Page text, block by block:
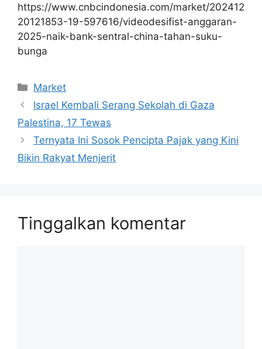
https://www.cnbcindonesia.com/market/202412
20121853-19-597616/videodesifist-anggaran-
2025-naik-bank-sentral-china-tahan-suku-
bunga
Kategori
Market
Israel Kembali Serang Sekolah di Gaza
Palestina, 17 Tewas
Ternyata Ini Sosok Pencipta Pajak yang Kini
Bikin Rakyat Menjerit
Tinggalkan komentar